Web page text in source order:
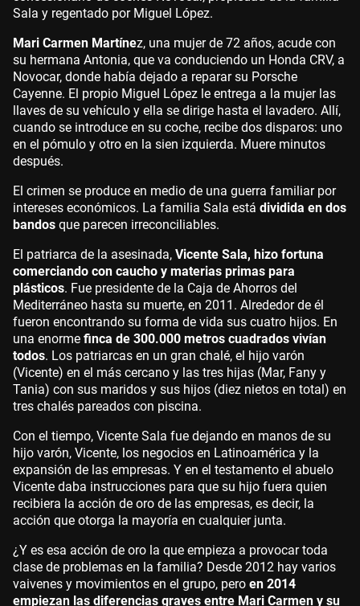
Sala y regentado por Miguel López.
Mari Carmen Martínez, una mujer de 72 años, acude con
su hermana Antonia, que va conduciendo un Honda CRV, a
Novocar, donde había dejado a reparar su Porsche
Cayenne. El propio Miguel López le entrega a la mujer las
llaves de su vehículo y ella se dirige hasta el lavadero. Allí,
cuando se introduce en su coche, recibe dos disparos: uno
en el pómulo y otro en la sien izquierda. Muere minutos
después.
El crimen se produce en medio de una guerra familiar por
intereses económicos. La familia Sala está dividida en dos
bandos que parecen irreconciliables.
El patriarca de la asesinada, Vicente Sala, hizo fortuna
comerciando con caucho y materias primas para
plásticos. Fue presidente de la Caja de Ahorros del
Mediterráneo hasta su muerte, en 2011. Alrededor de él
fueron encontrando su forma de vida sus cuatro hijos. En
una enorme finca de 300.000 metros cuadrados vivían
todos. Los patriarcas en un gran chalé, el hijo varón
(Vicente) en el más cercano y las tres hijas (Mar, Fany y
Tania) con sus maridos y sus hijos (diez nietos en total) en
tres chalés pareados con piscina.
Con el tiempo, Vicente Sala fue dejando en manos de su
hijo varón, Vicente, los negocios en Latinoamérica y la
expansión de las empresas. Y en el testamento el abuelo
Vicente daba instrucciones para que su hijo fuera quien
recibiera la acción de oro de las empresas, es decir, la
acción que otorga la mayoría en cualquier junta.
¿Y es esa acción de oro la que empieza a provocar toda
clase de problemas en la familia? Desde 2012 hay varios
vaivenes y movimientos en el grupo, pero en 2014
empiezan las diferencias graves entre Mari Carmen y su